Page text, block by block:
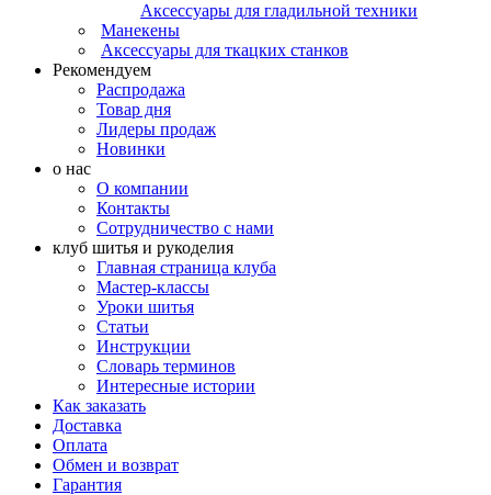
Аксессуары для гладильной техники
Манекены
Аксессуары для ткацких станков
Рекомендуем
Распродажа
Товар дня
Лидеры продаж
Новинки
о нас
О компании
Контакты
Сотрудничество с нами
клуб шитья и рукоделия
Главная страница клуба
Мастер-классы
Уроки шитья
Статьи
Инструкции
Словарь терминов
Интересные истории
Как заказать
Доставка
Оплата
Обмен и возврат
Гарантия